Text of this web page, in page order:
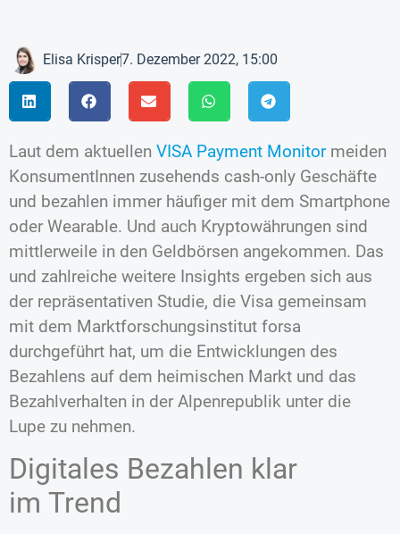
Elisa Krisper7. Dezember 2022, 15:00
Laut dem aktuellen VISA Payment Monitormeiden
KonsumentInnen zusehends cash-only Geschäfte
und bezahlen immer häufiger mit dem Smartphone
oder Wearable. Und auch Kryptowährungen sind
mittlerweile in den Geldbörsen angekommen. Das
und zahlreiche weitere Insights ergeben sich aus
der repräsentativen Studie, die Visa gemeinsam
mit dem Marktforschungsinstitut forsa
durchgeführt hat, um die Entwicklungen des
Bezahlens auf dem heimischen Markt und das
Bezahlverhalten in der Alpenrepublik unter die
Lupe zu nehmen.
Digitales Bezahlen klar
im Trend